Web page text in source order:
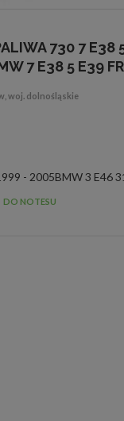
730 7 E38
7 E38 5 E39
woj. dolnośląskie
DO NOTESU